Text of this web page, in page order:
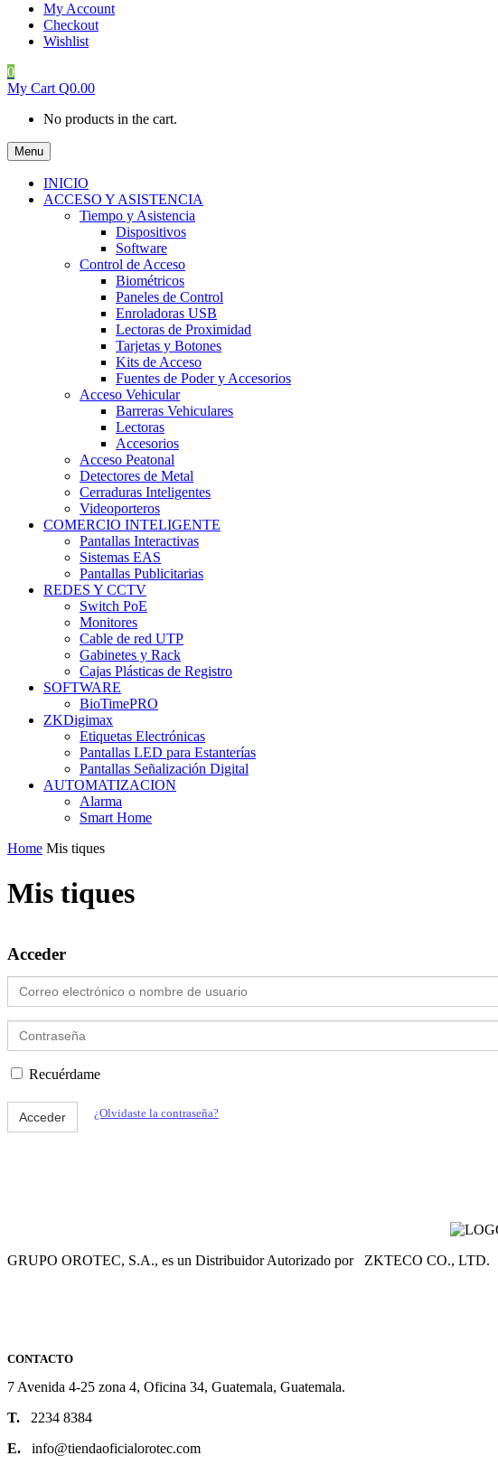
My Account
Checkout
Wishlist
0
My Cart Q0.00
No products in the cart.
Menu
INICIO
ACCESO Y ASISTENCIA
Tiempo y Asistencia
Dispositivos
Software
Control de Acceso
Biométricos
Paneles de Control
Enroladoras USB
Lectoras de Proximidad
Tarjetas y Botones
Kits de Acceso
Fuentes de Poder y Accesorios
Acceso Vehicular
Barreras Vehiculares
Lectoras
Accesorios
Acceso Peatonal
Detectores de Metal
Cerraduras Inteligentes
Videoporteros
COMERCIO INTELIGENTE
Pantallas Interactivas
Sistemas EAS
Pantallas Publicitarias
REDES Y CCTV
Switch PoE
Monitores
Cable de red UTP
Gabinetes y Rack
Cajas Plásticas de Registro
SOFTWARE
BioTimePRO
ZKDigimax
Etiquetas Electrónicas
Pantallas LED para Estanterías
Pantallas Señalización Digital
AUTOMATIZACION
Alarma
Smart Home
Home Mis tiques
Mis tiques
Acceder
electrónico
nombre
de
usuario
Recuérdame
Acceder ¿Olvidaste la contraseña?
GRUPO OROTEC, S.A., es un Distribuidor Autorizado por ZKTECO CO., LTD.
CONTACTO
7 Avenida 4-25 zona 4, Oficina 34, Guatemala, Guatemala.
T. 2234 8384
E. info@tiendaoficialorotec.com